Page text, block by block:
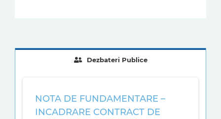
Dezbateri Publice
NOTA DE FUNDAMENTARE –
INCADRARE CONTRACT DE